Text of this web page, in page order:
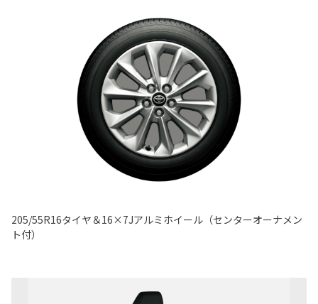
205/55R16タイヤ＆16×7Jアルミホイール（センターオーナメン
ト付）